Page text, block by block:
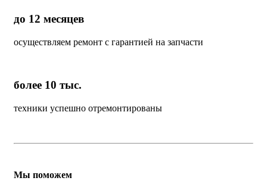
до 12 месяцев
осуществляем ремонт с гарантией на запчасти
более 10 тыс.
техники успешно отремонтированы
Мы поможем